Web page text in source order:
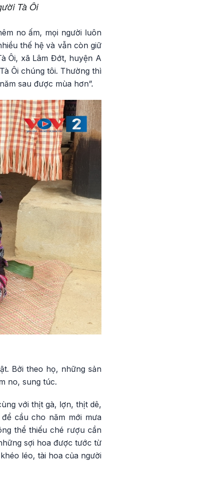
Tà Ôi
no ấm, mọi người luôn
thế hệ và vẫn còn giữ
Ôi, xã Lâm Đớt, huyện A
Ôi chúng tôi. Thường thì
sau được mùa hơn”.
Bởi theo họ, những sản
no, sung túc.
với thịt gà, lợn, thịt dê,
cầu cho năm mới mưa
thể thiếu ché rượu cần
sợi hoa được tước từ
léo, tài hoa của người